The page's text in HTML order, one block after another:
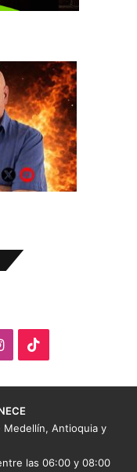
Instagram
Medellín, Antioquia y
las 06:00 y 08:00